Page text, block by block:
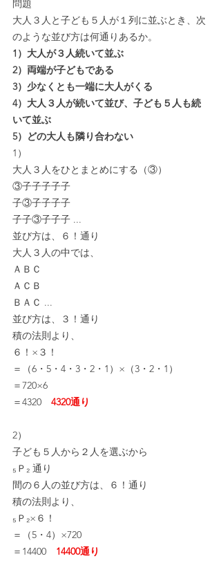
問題
大人３人と子ども５人が１列に並ぶとき、次
のような並び方は何通りあるか。
1）大人が３人続いて並ぶ
2）両端が子どもである
3）少なくとも一端に大人がくる
4）大人３人が続いて並び、子ども５人も続
いて並ぶ
5）どの大人も隣り合わない
1）
大人３人をひとまとめにする（③）
③子子子子子
子③子子子子
子子③子子子 ...
並び方は、６！通り
大人３人の中では、
ＡＢＣ
ＡＣＢ
ＢＡＣ ...
並び方は、３！通り
積の法則より、
６！×３！
＝（6・5・4・3・2・1）×（3・2・1）
＝720×6
＝4320 4320通り
2）
子ども５人から２人を選ぶから
₅Ｐ₂ 通り
間の６人の並び方は、６！通り
積の法則より、
₅Ｐ₂×６！
＝（5・4）×720
＝14400 14400通り